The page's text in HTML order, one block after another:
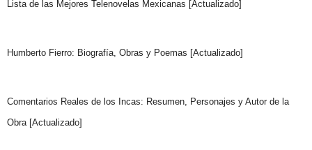
Lista de las Mejores Telenovelas Mexicanas [Actualizado]
Humberto Fierro: Biografía, Obras y Poemas [Actualizado]
Comentarios Reales de los Incas: Resumen, Personajes y Autor de la
Obra [Actualizado]